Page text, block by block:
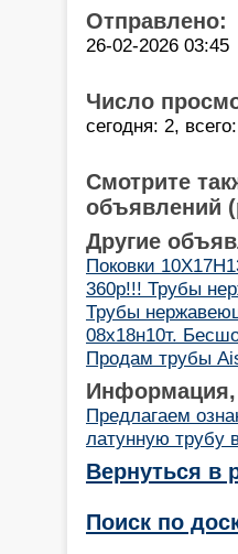
Отправлено:
26-02-2026 03:45
Число
сегодня: 2,
Смотрите
объявлений
Другие
Поковки
360р!!! Трубы
Трубы
08х18н10т.
Продам трубы
Информация,
Предлагаем
латунную трубу
Вернуться в
Поиск по